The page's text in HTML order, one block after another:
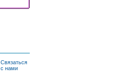
Связаться
с нами